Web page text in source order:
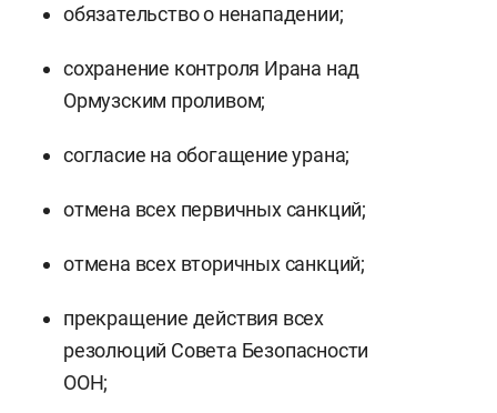
обязательство о ненападении;
сохранение контроля Ирана над
Ормузским проливом;
согласие на обогащение урана;
отмена всех первичных санкций;
отмена всех вторичных санкций;
прекращение действия всех
резолюций Совета Безопасности
ООН;